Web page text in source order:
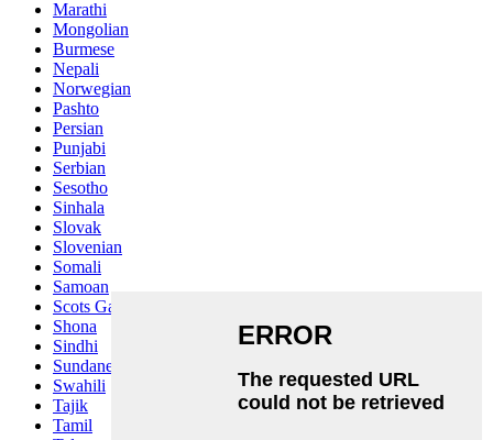
Marathi
Mongolian
Burmese
Nepali
Norwegian
Pashto
Persian
Punjabi
Serbian
Sesotho
Sinhala
Slovak
Slovenian
Somali
Samoan
Scots Gaelic
Shona
Sindhi
Sundanese
Swahili
Tajik
Tamil